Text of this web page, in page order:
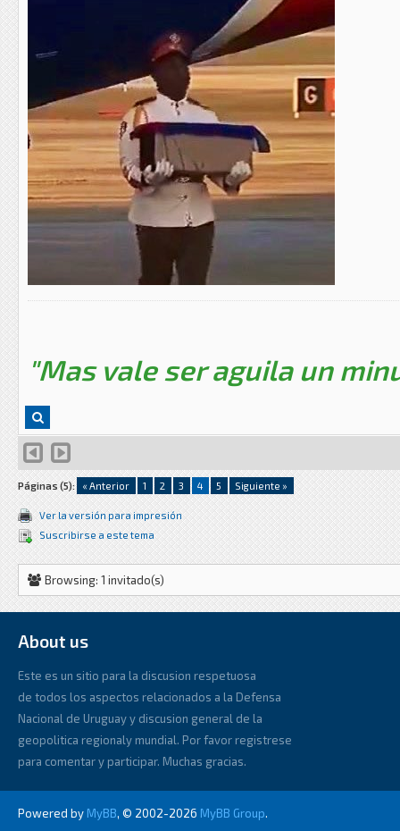
"Mas vale ser aguila un
Páginas (5): « Anterior 1 2 3 4 5 Siguiente »
Ver la versión para impresión
Suscribirse a este tema
Browsing: 1 invitado(s)
About us
Este es un sitio para la discusion respetuosa
de todos los aspectos relacionados a la Defensa
Nacional de Uruguay y discusion general de la
geopolitica regionaly mundial. Por favor registrese
para comentar y participar. Muchas gracias.
Powered by MyBB, © 2002-2026 MyBB Group.